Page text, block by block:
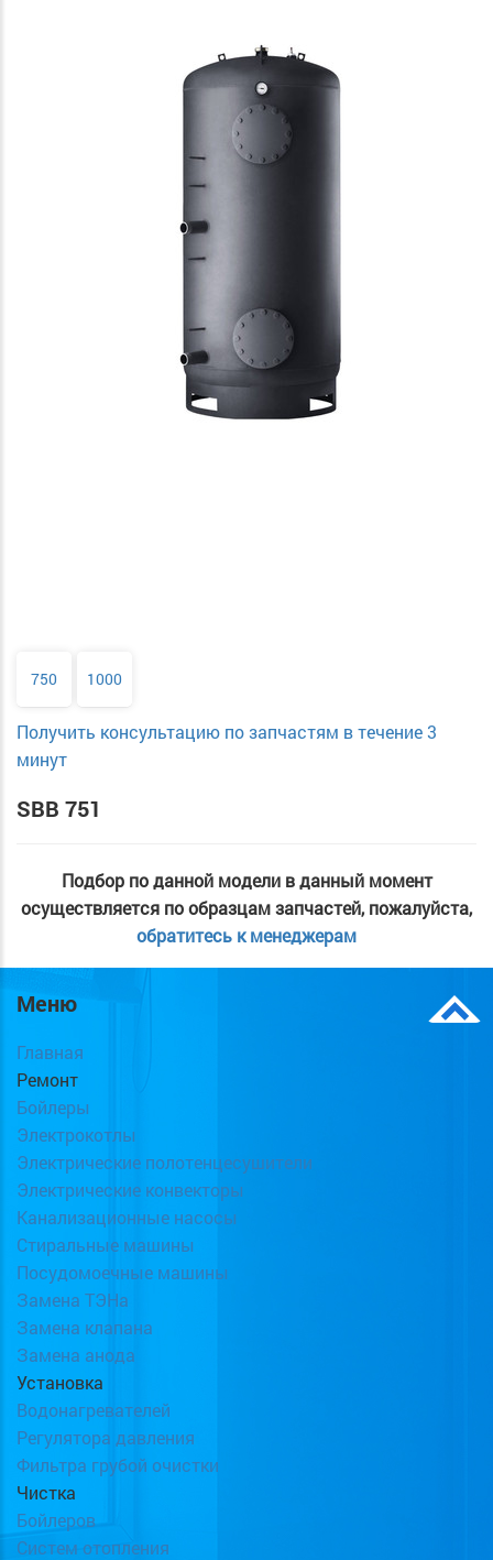
750 1000
Получить консультацию по запчастям в течение 3
минут
SBB 751
Подбор по данной модели в данный момент
осуществляется по образцам запчастей, пожалуйста,
обратитесь к менеджерам
Меню
Главная
Ремонт
Бойлеры
Электрокотлы
Электрические полотенцесушители
Электрические конвекторы
Канализационные насосы
Стиральные машины
Посудомоечные машины
Замена ТЭНа
Замена клапана
Замена анода
Установка
Водонагревателей
Регулятора давления
Фильтра грубой очистки
Чистка
Бойлеров
Систем отопления